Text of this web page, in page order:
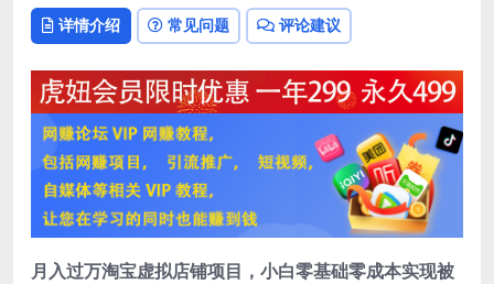
详情介绍 常见问题 评论建议
月入过万淘宝虚拟店铺项目，小白零基础零成本实现被